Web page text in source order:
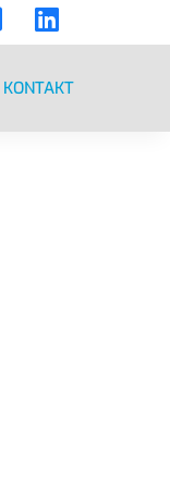

KONTAKT